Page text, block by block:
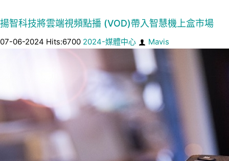
揚智科技將雲端視頻點播 (VOD)帶入智慧機上盒市場
07-06-2024 Hits:6700 2024-媒體中心 Mavis